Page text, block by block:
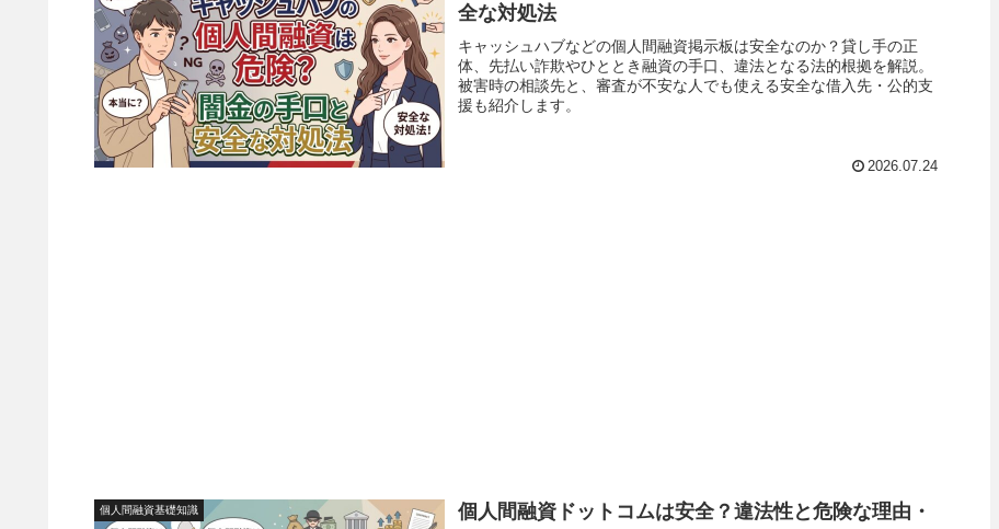
全な対処法
キャッシュハブなどの個人間融資掲示板は安全なのか？貸し手の正
体、先払い詐欺やひととき融資の手口、違法となる法的根拠を解説。
被害時の相談先と、審査が不安な人でも使える安全な借入先・公的支
援も紹介します。
2026.07.24
個人間融資基礎知識
個人間融資ドットコムは安全？違法性と危険な理由・